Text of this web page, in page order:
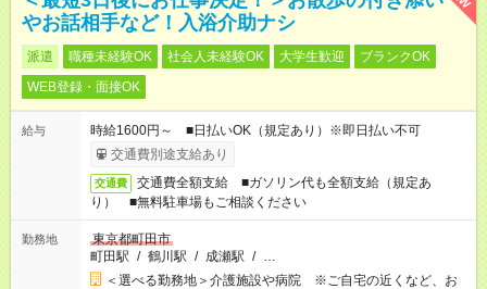
やお話相手など！入浴介助ナシ
派遣 職種未経験OK 社会人未経験OK 大学生歓迎
ブランクOK
WEB登録・面接OK
給与
時給1600円～ ■日払いOK（規定あり）※即日払い不可
交通費別途支給あり
交通費
交通費全額支給 ■ガソリン代も全額支給（規定あ
り） ■無料駐車場もご相談ください
勤務地
東京都町田市
町田駅 / 鶴川駅 / 成瀬駅 / …
＜選べる勤務地＞介護施設や病院 ※ご自宅の近くなど、お